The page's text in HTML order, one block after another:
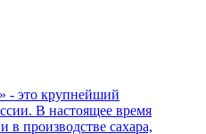
это крупнейший
В настоящее время
производстве сахара,